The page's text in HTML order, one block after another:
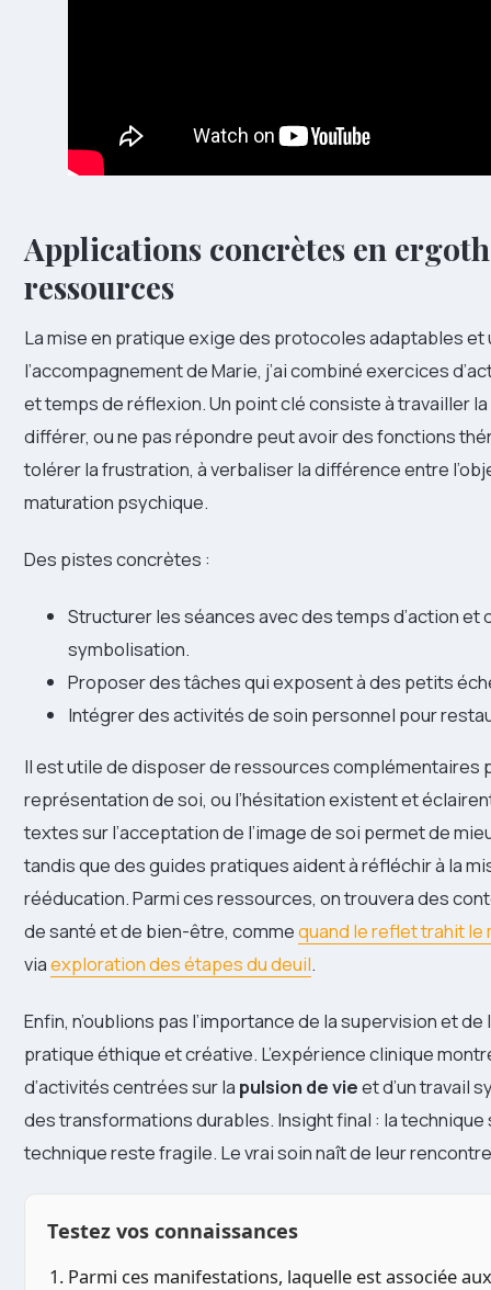
Applications concrètes en
ressources
La mise en pratique exige des protocoles adaptables
l’accompagnement de Marie, j’ai combiné exercices
et temps de réflexion. Un point clé consiste à travailler
différer, ou ne pas répondre peut avoir des fonctions
tolérer la frustration, à verbaliser la différence entre
maturation psychique.
Des pistes concrètes :
Structurer les séances avec des temps d’action
symbolisation.
Proposer des tâches qui exposent à des petits
Intégrer des activités de soin personnel pour
Il est utile de disposer de ressources complémentaires
représentation de soi, ou l’hésitation existent et
textes sur l’acceptation de l’image de soi permet de
tandis que des guides pratiques aident à réfléchir à la
rééducation. Parmi ces ressources, on trouvera des
de santé et de bien-être, commequand le reflet trahit le
viaexploration des étapes du deuil.
Enfin, n’oublions pas l’importance de la supervision et
pratique éthique et créative. L’expérience clinique
d’activités centrées sur la pulsion de vieet d’un travail
des transformations durables. Insight final : la
technique reste fragile. Le vrai soin naît de leur
Testez vos connaissances
1. Parmi ces manifestations, laquelle est associée